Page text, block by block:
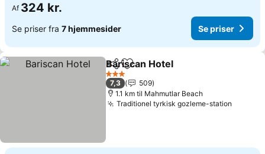
Af 324 kr.
Se priser fra 7 hjemmesider Se priser
Del Føj til favoritter
Bariscan Hotel
3 Stjerner
7,3
509
1.1 km til Mahmutlar Beach
Traditionel tyrkisk gozleme-station